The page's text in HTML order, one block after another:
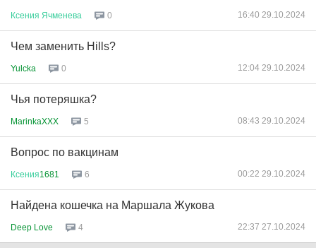
Ксения Ячменева 0 16:40 29.10.2024
Чем заменить Hills?
Yulcka 0 12:04 29.10.2024
Чья потеряшка?
MarinkaXXX 5 08:43 29.10.2024
Вопрос по вакцинам
Ксения1681 6 00:22 29.10.2024
Найдена кошечка на Маршала Жукова
Deep Love 4 22:37 27.10.2024